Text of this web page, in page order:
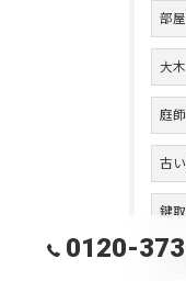
部
大木
庭師
古
鍵
ク
0120-